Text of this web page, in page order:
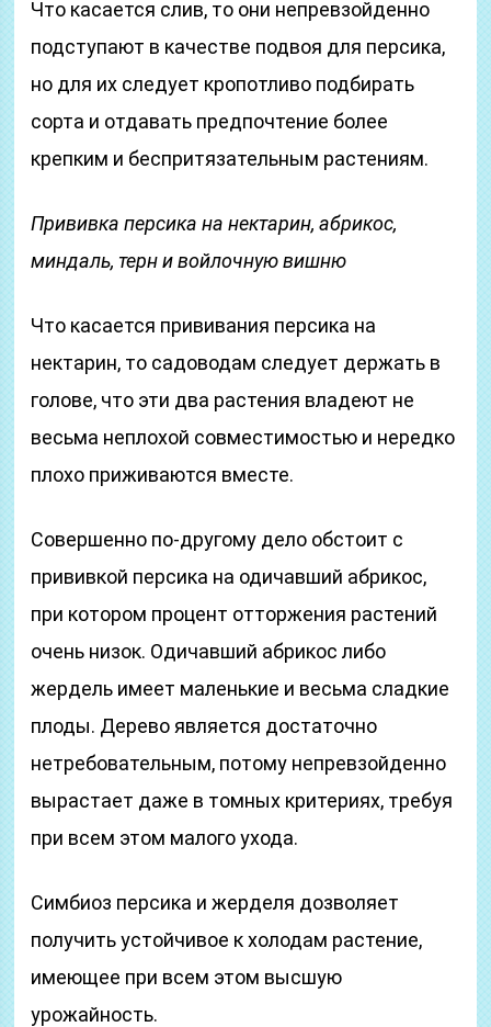
Что касается слив, то они непревзойденно
подступают в качестве подвоя для персика,
но для их следует кропотливо подбирать
сорта и отдавать предпочтение более
крепким и беспритязательным растениям.
Прививка персика на нектарин, абрикос,
миндаль, терн и войлочную вишню
Что касается прививания персика на
нектарин, то садоводам следует держать в
голове, что эти два растения владеют не
весьма неплохой совместимостью и нередко
плохо приживаются вместе.
Совершенно по-другому дело обстоит с
прививкой персика на одичавший абрикос,
при котором процент отторжения растений
очень низок. Одичавший абрикос либо
жердель имеет маленькие и весьма сладкие
плоды. Дерево является достаточно
нетребовательным, потому непревзойденно
вырастает даже в томных критериях, требуя
при всем этом малого ухода.
Симбиоз персика и жерделя дозволяет
получить устойчивое к холодам растение,
имеющее при всем этом высшую
урожайность.